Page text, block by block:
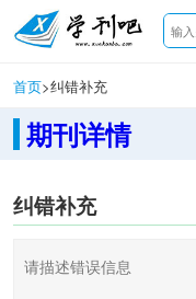
首页>纠错补充
期刊详情
纠错补充